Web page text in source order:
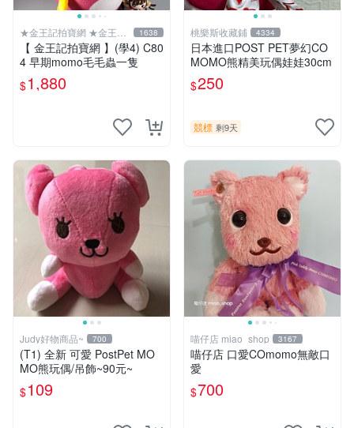
★金王記拍寶網 ★金王記
拍寶趣
1638
【 金王記拍寶網 】(學4) C80
4 早期momo毛毛蟲一隻
$1,880
桃樂斯收藏鋪 4334
日本進口POST PET夢幻CO
MOMO熊精美玩偶娃娃30cm
$250
競標 剩9天
Judy好物商品~ 700
(T1) 全新 可愛 PostPet MO
MO熊玩偶/吊飾~90元~
$109
喵仔店 miao_shop 3167
喵仔店 口愛COmomo無敵口
愛
$700